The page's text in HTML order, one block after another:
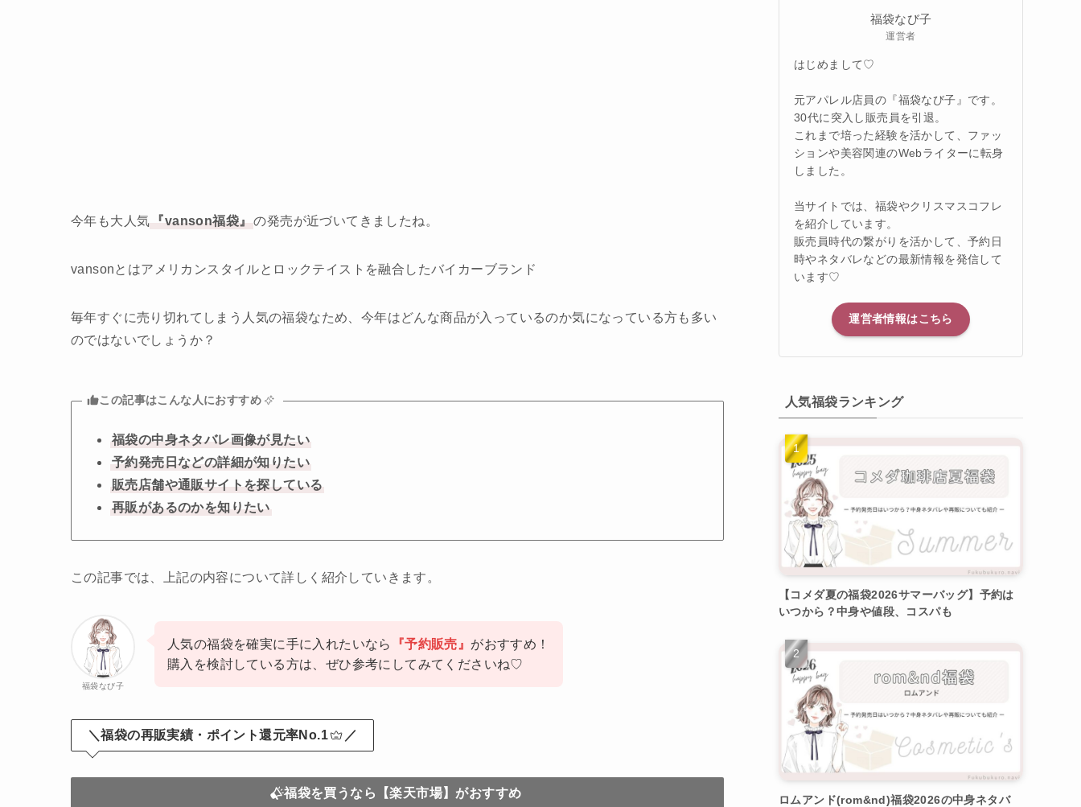
今年も大人気 『vanson福袋』 の発売が近づいてきましたね。
vansonとはアメリカンスタイルとロックテイストを融合したバイカーブランド
毎年すぐに売り切れてしまう人気の福袋なため、今年はどんな商品が入っているのか気になっている方も多い
のではないでしょうか？
この記事はこんな人におすすめ
福袋の中身ネタバレ画像が見たい
予約発売日などの詳細が知りたい
販売店舗や通販サイトを探している
再販があるのかを知りたい
この記事では、上記の内容について詳しく紹介していきます。
福袋なび子
人気の福袋を確実に手に入れたいなら 『予約販売』 がおすすめ！
購入を検討している方は、ぜひ参考にしてみてくださいね♡
＼福袋の再販実績・ポイント還元率No.1 ／
福袋を買うなら【楽天市場】がおすすめ
福袋なび子
運営者
はじめまして♡
元アパレル店員の『福袋なび子』です。
30代に突入し販売員を引退。
これまで培った経験を活かして、ファッ
ションや美容関連のWebライターに転身
しました。
当サイトでは、福袋やクリスマスコフレ
を紹介しています。
販売員時代の繋がりを活かして、予約日
時やネタバレなどの最新情報を発信して
います♡
運営者情報はこちら
人気福袋ランキング
【コメダ夏の福袋2026サマーバッグ】予約は
いつから？中身や値段、コスパも
ロムアンド(rom&nd)福袋2026の中身ネタバ